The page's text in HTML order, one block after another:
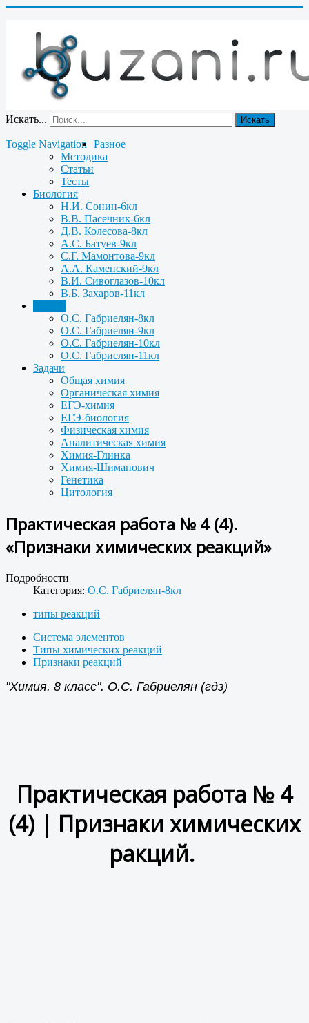
Искать... Искать
Toggle Navigation
Разное
Методика
Статьи
Тесты
Биология
Н.И. Сонин-6кл
В.В. Пасечник-6кл
Д.В. Колесова-8кл
А.С. Батуев-9кл
С.Г. Мамонтова-9кл
А.А. Каменский-9кл
В.И. Сивоглазов-10кл
В.Б. Захаров-11кл
О.С. Габриелян-8кл
О.С. Габриелян-9кл
О.С. Габриелян-10кл
О.С. Габриелян-11кл
Задачи
Общая химия
Органическая химия
ЕГЭ-химия
ЕГЭ-биология
Физическая химия
Аналитическая химия
Химия-Глинка
Химия-Шиманович
Генетика
Цитология
Практическая работа № 4 (4).
«Признаки химических реакций»
Подробности
Категория: О.С. Габриелян-8кл
типы реакций
Система элементов
Типы химических реакций
Признаки реакций
"Химия. 8 класс". О.С. Габриелян (гдз)
Практическая работа № 4
(4) | Признаки химических
ракций.